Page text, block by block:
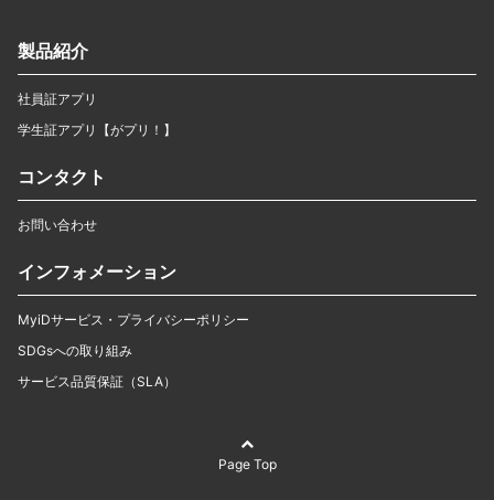
製品紹介
社員証アプリ
学生証アプリ【がプリ！】
コンタクト
お問い合わせ
インフォメーション
MyiDサービス・プライバシーポリシー
SDGsへの取り組み
サービス品質保証（SLA）
Page Top